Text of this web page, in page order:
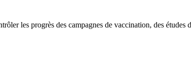
les progrès des campagnes de vaccination, des